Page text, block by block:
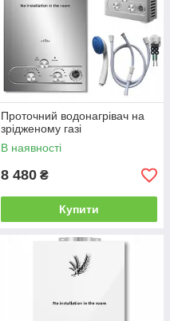
Проточний водонагрівач на
зрідженому газі
В наявності
8 480 ₴
Купити